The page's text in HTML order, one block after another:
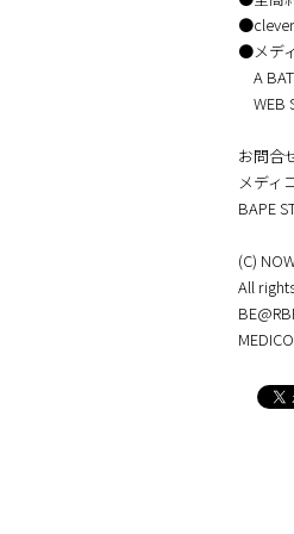
●メデ
A
WEB
お問合
メディ
BAPE
(C)
All